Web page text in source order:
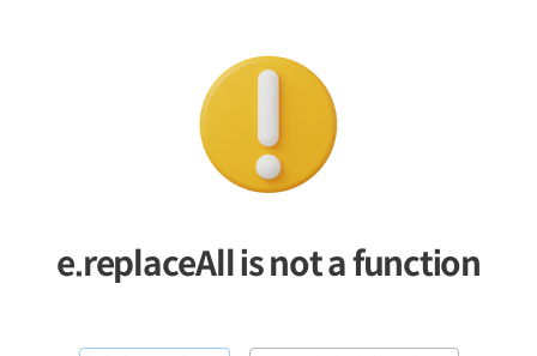
e.replaceAll is not a function